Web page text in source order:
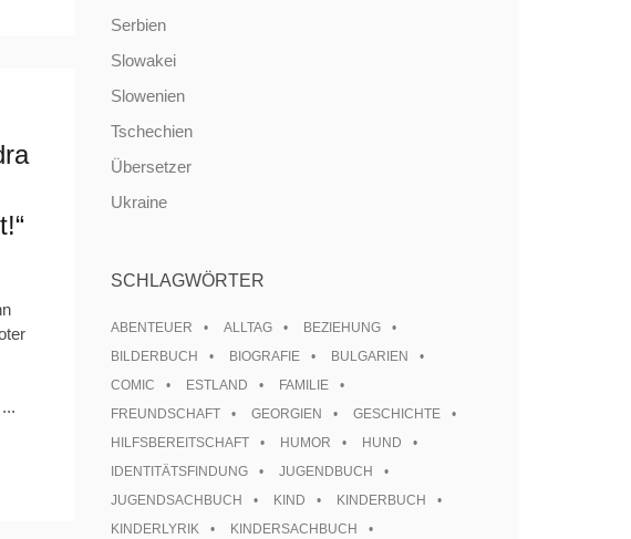
Serbien
Slowakei
Slowenien
Tschechien
Übersetzer
Ukraine
SCHLAGWÖRTER
ABENTEUER ALLTAG
BEZIEHUNG
BILDERBUCH
BIOGRAFIE
BULGARIEN
COMIC
ESTLAND
FAMILIE
FREUNDSCHAFT
GEORGIEN
GESCHICHTE
HILFSBEREITSCHAFT
HUMOR
HUND
IDENTITÄTSFINDUNG
JUGENDBUCH
JUGENDSACHBUCH
KIND
KINDERBUCH
KINDERLYRIK
KINDERSACHBUCH